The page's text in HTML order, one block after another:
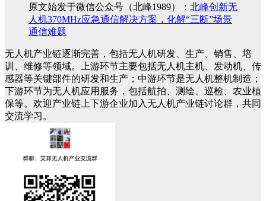
原文始发于微信公众号（北峰1989）： 北峰创新无
人机370MHz应急通信解决方案，化解“三断”场景
通信难题
无人机产业链逐渐完善，包括无人机研发、生产、销售、培
训、维修等领域。上游环节主要包括无人机主机、发动机、传
感器等关键部件的研发和生产；中游环节是无人机整机制造；
下游环节为无人机应用服务，包括航拍、测绘、巡检、农业植
保等。欢迎产业链上下游企业加入无人机产业链讨论群，共同
交流学习。